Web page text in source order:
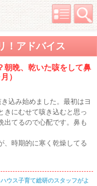
！アドバイス
朝晩、乾いた咳をして鼻
）
込み始めました。最初はヨ
きにむせて咳き込むと思っ
出てるので心配です。鼻も
、時期的に寒く乾燥してる
ウス子育て総研のスタッフがよ